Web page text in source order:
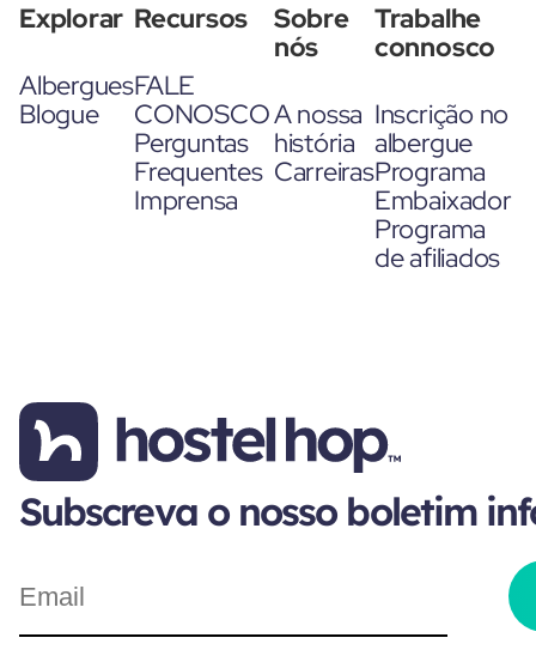
Explorar
Albergues
Blogue
Recursos
FALE
CONOSCO
Perguntas
Frequentes
Imprensa
Sobre
nós
A nossa
história
Carreiras
Trabalhe
connosco
Inscrição no
albergue
Programa
Embaixador
Programa
de afiliados
Subscreva o nosso boletim